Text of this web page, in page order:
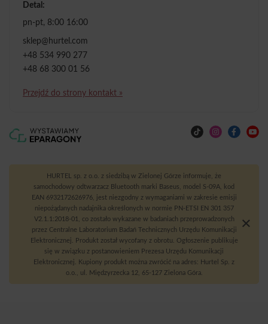
Detal:
pn-pt, 8:00 16:00
sklep@hurtel.com
+48 534 990 277
+48 68 300 01 56
Przejdź do strony kontakt »
HURTEL sp. z o.o. z siedzibą w Zielonej Górze informuje, że
samochodowy odtwarzacz Bluetooth marki Baseus, model S-09A, kod
EAN 6932172626976, jest niezgodny z wymaganiami w zakresie emisji
niepożądanych nadajnika określonych w normie PN-ETSI EN 301 357
V2.1.1:2018-01, co zostało wykazane w badaniach przeprowadzonych
przez Centralne Laboratorium Badań Technicznych Urzędu Komunikacji
Elektronicznej. Produkt został wycofany z obrotu. Ogłoszenie publikuje
się w związku z postanowieniem Prezesa Urzędu Komunikacji
Elektronicznej. Kupiony produkt można zwrócić na adres: Hurtel Sp. z
o.o., ul. Międzyrzecka 12, 65-127 Zielona Góra.